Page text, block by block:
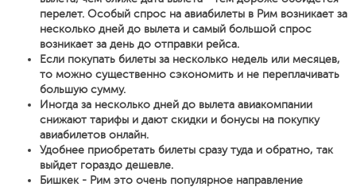
перелет. Особый спрос на авиабилеты в Рим возникает за
несколько дней до вылета и самый большой спрос
возникает за день до отправки рейса.
Если покупать билеты за несколько недель или месяцев,
то можно существенно сэкономить и не переплачивать
большую сумму.
Иногда за несколько дней до вылета авиакомпании
снижают тарифы и дают скидки и бонусы на покупку
авиабилетов онлайн.
Удобнее приобретать билеты сразу туда и обратно, так
выйдет гораздо дешевле.
Бишкек - Рим это очень популярное направление